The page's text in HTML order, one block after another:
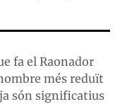
fa el Raonador
més reduït
són significatius